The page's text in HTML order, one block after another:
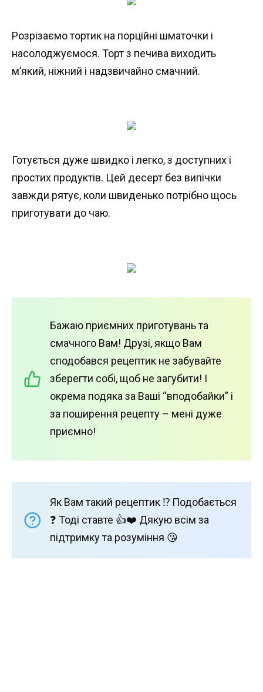
Розрізаємо тортик на порційні шматочки і
насолоджуємося. Торт з печива виходить
м’який, ніжний і надзвичайно смачний.
Готується дуже швидко і легко, з доступних і
простих продуктів. Цей десерт без випічки
завжди рятує, коли швиденько потрібно щось
приготувати до чаю.
Бажаю приємних приготувань та
смачного Вам! Друзі, якщо Вам
сподобався рецептик не забувайте
зберегти собі, щоб не загубити! І
окрема подяка за Ваші “вподобайки” і
за поширення рецепту – мені дуже
приємно!
Як Вам такий рецептик ⁉️ Подобається
❓ Тоді ставте 👍❤️ Дякую всім за
підтримку та розуміння 😘